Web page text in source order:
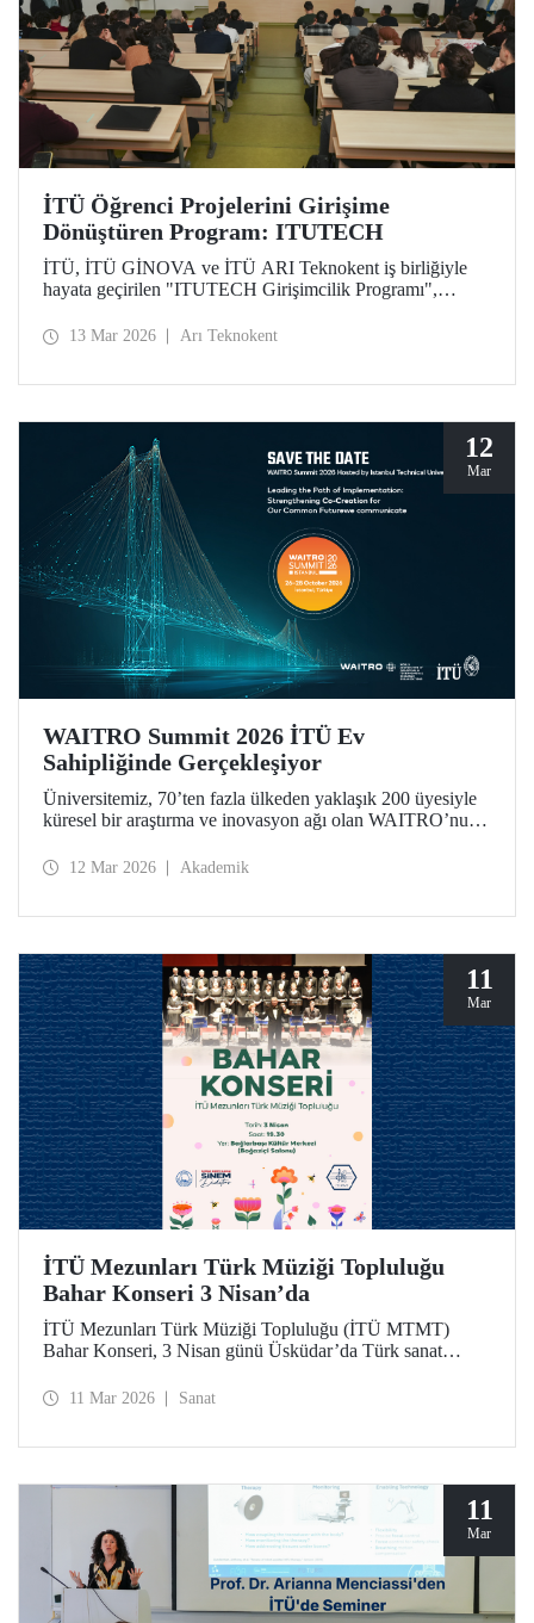
İTÜ Öğrenci Projelerini Girişime
Dönüştüren Program: ITUTECH
İTÜ, İTÜ GİNOVA ve İTÜ ARI Teknokent iş birliğiyle
hayata geçirilen "ITUTECH Girişimcilik Programı",
dönüştürmeyi amaçlıyor.
13 Mar 2026 Arı Teknokent
12
Mar
WAITRO Summit 2026 İTÜ Ev
Sahipliğinde Gerçekleşiyor
Üniversitemiz, 70’ten fazla ülkeden yaklaşık 200 üyesiyle
küresel bir araştırma ve inovasyon ağı olan WAITRO’nun
Öncü Olmak - Ortak Geleceğimiz İçin Birlikte Üretimi
12 Mar 2026 Akademik
11
Mar
İTÜ Mezunları Türk Müziği Topluluğu
Bahar Konseri 3 Nisan’da
İTÜ Mezunları Türk Müziği Topluluğu (İTÜ MTMT)
Bahar Konseri, 3 Nisan günü Üsküdar’da Türk sanat
akşam yaşatacak.
11 Mar 2026 Sanat
11
Mar